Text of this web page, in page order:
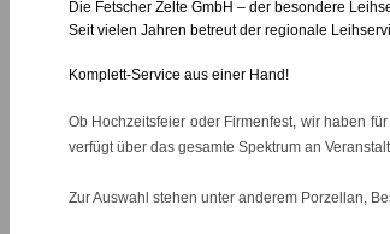
Die Fetscher Zelte GmbH – der besondere
Seit vielen Jahren betreut der regionale
Komplett-Service aus einer Hand!
Ob Hochzeitsfeier oder Firmenfest, wir haben
verfügt über das gesamte Spektrum an
Zur Auswahl stehen unter anderem Porzellan,